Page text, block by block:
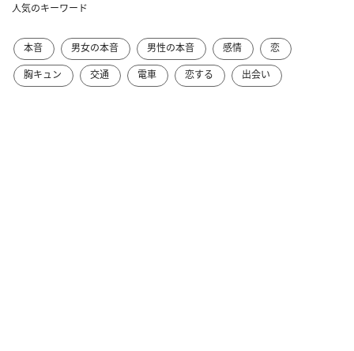
人気のキーワード
本音 男女の本音 男性の本音 感情
恋
胸キュン
交通 電車 恋する 出会い